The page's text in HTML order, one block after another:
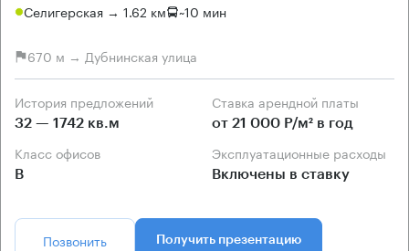
Селигерская → 1.62 км ~10 мин
670 м → Дубнинская улица
История предложений
32 — 1742 кв.м
Ставка арендной платы
от 21 000 Р/м² в год
Класс офисов
B
Эксплуатационные расходы
Включены в ставку
Позвонить Получить презентацию